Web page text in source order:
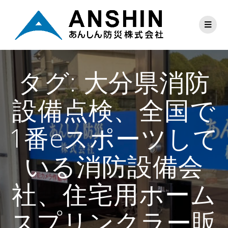
タグ:大分県消防
設備点検、全国で
1番eスポーツして
いる消防設備会
社、住宅用ホーム